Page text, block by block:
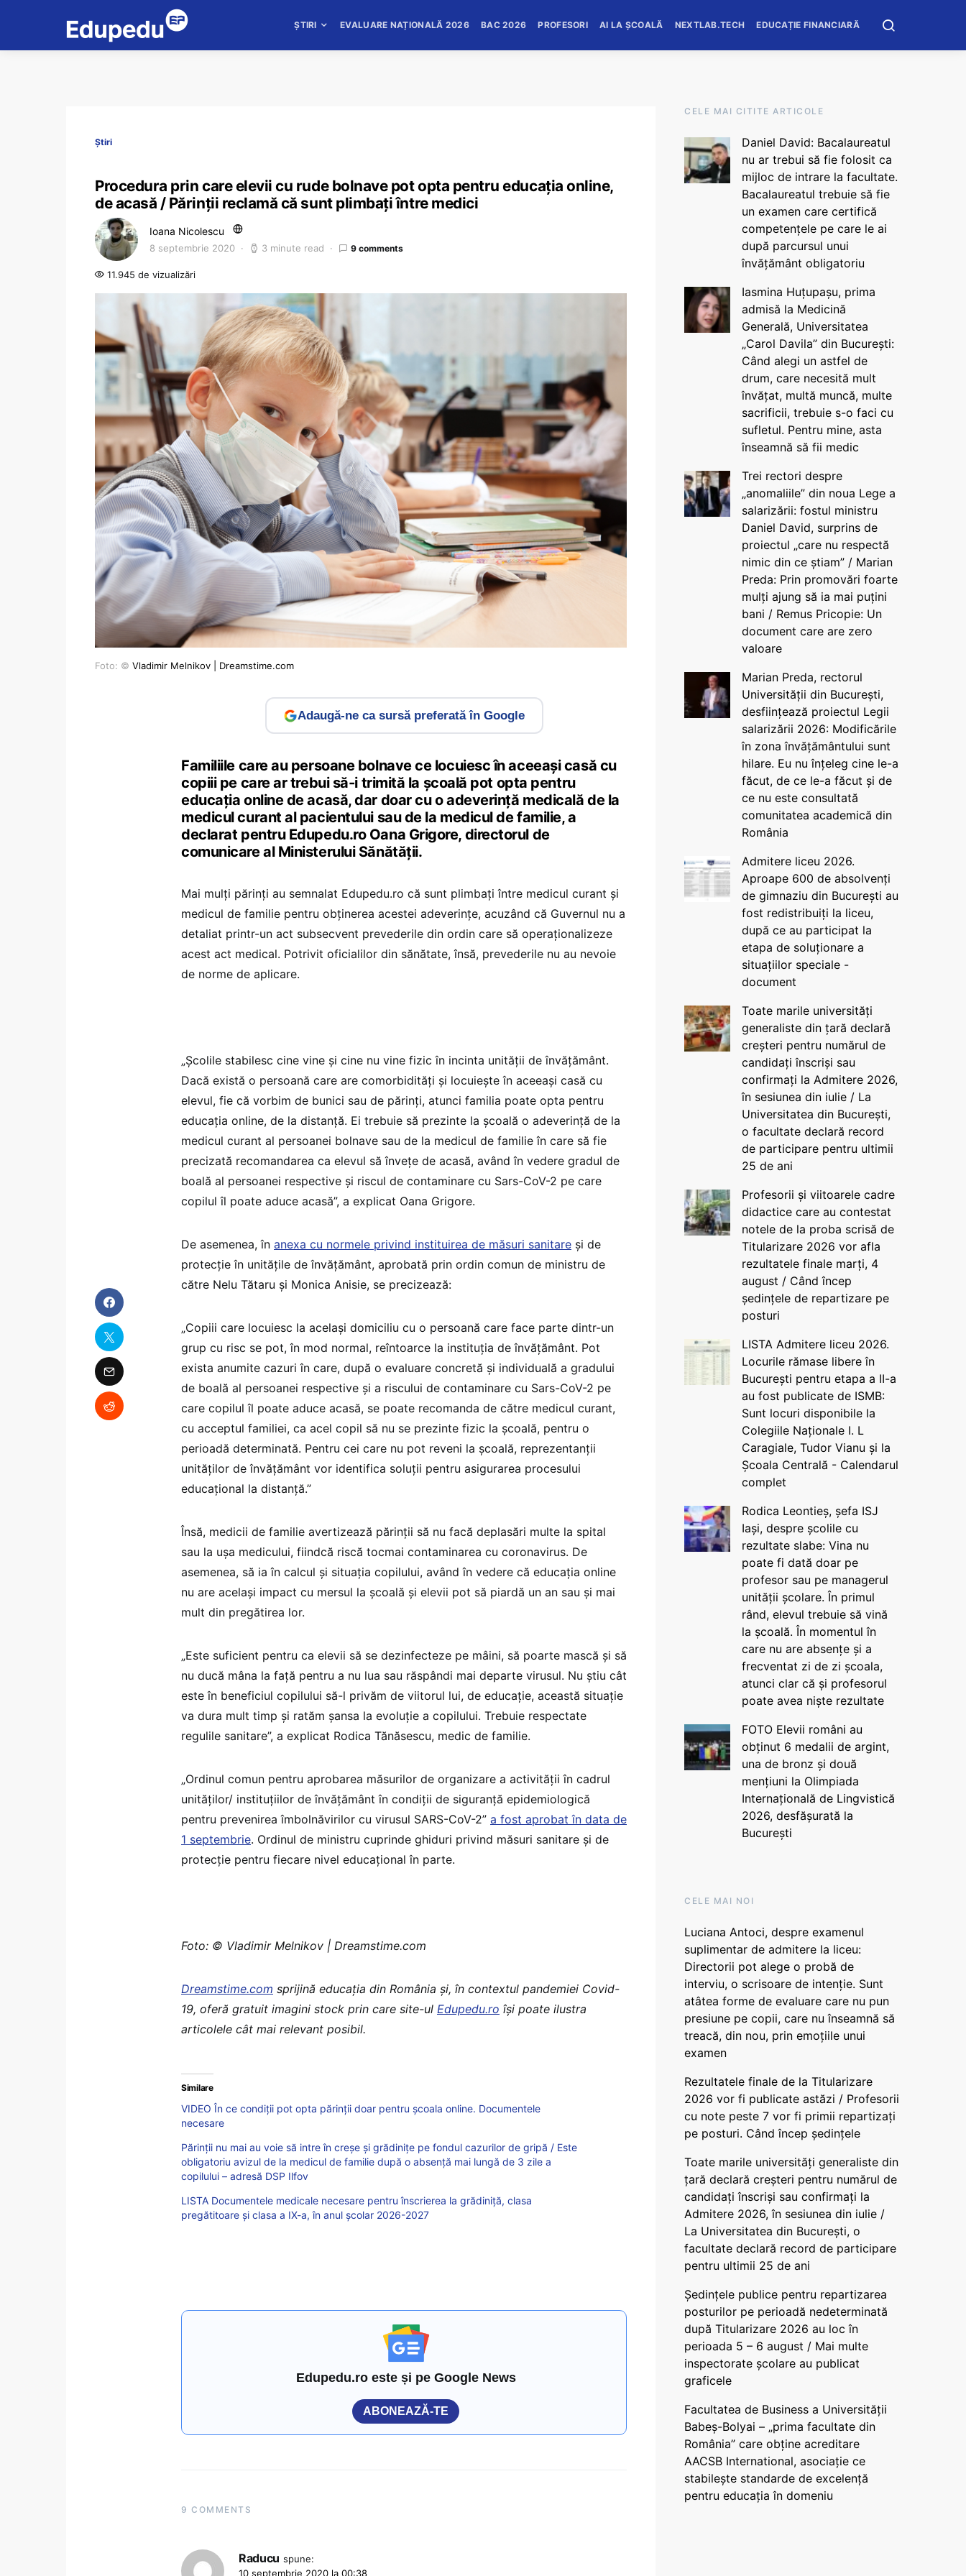
ȘTIRI EVALUARE NAȚIONALĂ 2026 BAC 2026 PROFESORI AI LA ȘCOALĂ NEXTLAB.TECH EDUCAȚIE FINANCIARĂ
Știri
Procedura prin care elevii cu rude bolnave pot opta pentru educația online,
de acasă / Părinții reclamă că sunt plimbați între medici
Ioana Nicolescu
8 septembrie 2020 3 minute read 9 comments
11.945 de vizualizări
Foto: © Vladimir Melnikov | Dreamstime.com
Adaugă-ne ca sursă preferată în Google
Familiile care au persoane bolnave ce locuiesc în aceeași casă cu
copiii pe care ar trebui să-i trimită la școală pot opta pentru
educația online de acasă, dar doar cu o adeverință medicală de la
medicul curant al pacientului sau de la medicul de familie, a
declarat pentru Edupedu.ro Oana Grigore, directorul de
comunicare al Ministerului Sănătății.
Mai mulți părinți au semnalat Edupedu.ro că sunt plimbați între medicul curant și
medicul de familie pentru obținerea acestei adeverințe, acuzând că Guvernul nu a
detaliat printr-un act subsecvent prevederile din ordin care să operaționalizeze
acest act medical. Potrivit oficialilor din sănătate, însă, prevederile nu au nevoie
de norme de aplicare.
„Școlile stabilesc cine vine și cine nu vine fizic în incinta unității de învățământ.
Dacă există o persoană care are comorbidități și locuiește în aceeași casă cu
elevul, fie că vorbim de bunici sau de părinți, atunci familia poate opta pentru
educația online, de la distanță. Ei trebuie să prezinte la școală o adeverință de la
medicul curant al persoanei bolnave sau de la medicul de familie în care să fie
precizată recomandarea ca elevul să învețe de acasă, având în vedere gradul de
boală al persoanei respective și riscul de contaminare cu Sars-CoV-2 pe care
copilul îl poate aduce acasă”, a explicat Oana Grigore.
De asemenea, în anexa cu normele privind instituirea de măsuri sanitare și de
protecție în unitățile de învățământ, aprobată prin ordin comun de ministru de
către Nelu Tătaru și Monica Anisie, se precizează:
„Copiii care locuiesc la același domiciliu cu o persoană care face parte dintr-un
grup cu risc se pot, în mod normal, reîntoarce la instituția de învățământ. Pot
exista anumite cazuri în care, după o evaluare concretă și individuală a gradului
de boală al persoanei respective și a riscului de contaminare cu Sars-CoV-2 pe
care copilul îl poate aduce acasă, se poate recomanda de către medicul curant,
cu acceptul familiei, ca acel copil să nu se prezinte fizic la școală, pentru o
perioadă determinată. Pentru cei care nu pot reveni la școală, reprezentanții
unităților de învățământ vor identifica soluții pentru asigurarea procesului
educațional la distanță.”
Însă, medicii de familie avertizează părinții să nu facă deplasări multe la spital
sau la ușa medicului, fiindcă riscă tocmai contaminarea cu coronavirus. De
asemenea, să ia în calcul și situația copilului, având în vedere că educația online
nu are același impact cu mersul la școală și elevii pot să piardă un an sau și mai
mult din pregătirea lor.
„Este suficient pentru ca elevii să se dezinfecteze pe mâini, să poarte mască și să
nu ducă mâna la față pentru a nu lua sau răspândi mai departe virusul. Nu știu cât
este în beneficiul copilului să-l privăm de viitorul lui, de educație, această situație
va dura mult timp și ratăm șansa la evoluție a copilului. Trebuie respectate
regulile sanitare”, a explicat Rodica Tănăsescu, medic de familie.
„Ordinul comun pentru aprobarea măsurilor de organizare a activității în cadrul
unităților/ instituțiilor de învățământ în condiții de siguranță epidemiologică
pentru prevenirea îmbolnăvirilor cu virusul SARS-CoV-2” a fost aprobat în data de
1 septembrie. Ordinul de ministru cuprinde ghiduri privind măsuri sanitare și de
protecție pentru fiecare nivel educațional în parte.
Foto: © Vladimir Melnikov | Dreamstime.com
Dreamstime.com sprijină educaţia din România şi, în contextul pandemiei Covid-
19, oferă gratuit imagini stock prin care site-ul Edupedu.ro îşi poate ilustra
articolele cât mai relevant posibil.
Similare
VIDEO În ce condiții pot opta părinții doar pentru școala online. Documentele
necesare
Părinții nu mai au voie să intre în creșe și grădinițe pe fondul cazurilor de gripă / Este
obligatoriu avizul de la medicul de familie după o absență mai lungă de 3 zile a
copilului – adresă DSP Ilfov
LISTA Documentele medicale necesare pentru înscrierea la grădiniță, clasa
pregătitoare și clasa a IX-a, în anul școlar 2026-2027
Edupedu.ro este și pe Google News
ABONEAZĂ-TE
9 COMMENTS
Raducu spune:
10 septembrie 2020 la 00:38
CELE MAI CITITE ARTICOLE
Daniel David: Bacalaureatul
nu ar trebui să fie folosit ca
mijloc de intrare la facultate.
Bacalaureatul trebuie să fie
un examen care certifică
competențele pe care le ai
după parcursul unui
învățământ obligatoriu
Iasmina Huțupașu, prima
admisă la Medicină
Generală, Universitatea
„Carol Davila” din București:
Când alegi un astfel de
drum, care necesită mult
învățat, multă muncă, multe
sacrificii, trebuie s-o faci cu
sufletul. Pentru mine, asta
înseamnă să fii medic
Trei rectori despre
„anomaliile” din noua Lege a
salarizării: fostul ministru
Daniel David, surprins de
proiectul „care nu respectă
nimic din ce știam” / Marian
Preda: Prin promovări foarte
mulți ajung să ia mai puțini
bani / Remus Pricopie: Un
document care are zero
valoare
Marian Preda, rectorul
Universității din București,
desființează proiectul Legii
salarizării 2026: Modificările
în zona învățământului sunt
hilare. Eu nu înțeleg cine le-a
făcut, de ce le-a făcut și de
ce nu este consultată
comunitatea academică din
România
Admitere liceu 2026.
Aproape 600 de absolvenți
de gimnaziu din București au
fost redistribuiți la liceu,
după ce au participat la
etapa de soluționare a
situațiilor speciale -
document
Toate marile universități
generaliste din țară declară
creșteri pentru numărul de
candidați înscriși sau
confirmați la Admitere 2026,
în sesiunea din iulie / La
Universitatea din București,
o facultate declară record
de participare pentru ultimii
25 de ani
Profesorii și viitoarele cadre
didactice care au contestat
notele de la proba scrisă de
Titularizare 2026 vor afla
rezultatele finale marți, 4
august / Când încep
ședințele de repartizare pe
posturi
LISTA Admitere liceu 2026.
Locurile rămase libere în
București pentru etapa a II-a
au fost publicate de ISMB:
Sunt locuri disponibile la
Colegiile Naționale I. L
Caragiale, Tudor Vianu și la
Școala Centrală - Calendarul
complet
Rodica Leontieș, șefa ISJ
Iași, despre școlile cu
rezultate slabe: Vina nu
poate fi dată doar pe
profesor sau pe managerul
unității școlare. În primul
rând, elevul trebuie să vină
la școală. În momentul în
care nu are absențe și a
frecventat zi de zi școala,
atunci clar că și profesorul
poate avea niște rezultate
FOTO Elevii români au
obținut 6 medalii de argint,
una de bronz și două
mențiuni la Olimpiada
Internațională de Lingvistică
2026, desfășurată la
București
CELE MAI NOI
Luciana Antoci, despre examenul
suplimentar de admitere la liceu:
Directorii pot alege o probă de
interviu, o scrisoare de intenție. Sunt
atâtea forme de evaluare care nu pun
presiune pe copii, care nu înseamnă să
treacă, din nou, prin emoțiile unui
examen
Rezultatele finale de la Titularizare
2026 vor fi publicate astăzi / Profesorii
cu note peste 7 vor fi primii repartizați
pe posturi. Când încep ședințele
Toate marile universități generaliste din
țară declară creșteri pentru numărul de
candidați înscriși sau confirmați la
Admitere 2026, în sesiunea din iulie /
La Universitatea din București, o
facultate declară record de participare
pentru ultimii 25 de ani
Ședințele publice pentru repartizarea
posturilor pe perioadă nedeterminată
după Titularizare 2026 au loc în
perioada 5 – 6 august / Mai multe
inspectorate școlare au publicat
graficele
Facultatea de Business a Universității
Babeș-Bolyai – „prima facultate din
România” care obține acreditare
AACSB International, asociație ce
stabilește standarde de excelență
pentru educația în domeniu